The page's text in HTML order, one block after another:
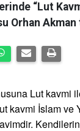
“Lut
Orhan Akman
Lut kavmi
kavmi İslam ve